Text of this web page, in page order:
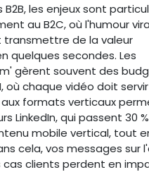
B2B, les enjeux sont
au B2C, où l'humour
transmettre de la valeur
quelques secondes. Les
gèrent souvent des
où chaque vidéo doit
formats verticaux
LinkedIn, qui passent 30
mobile vertical, tout
cela, vos messages sur
cas clients perdent en